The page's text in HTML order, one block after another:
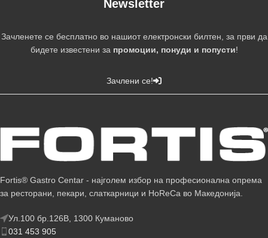
Newsletter
Зачленете се бесплатно во нашиот електронски билтен, за први да
бидете известени за промоции, понуди и попусти!
Зачлени се!
Fortis® Gastro Centar - најголем избор на професионална опрема
за ресторани, пекари, слаткарници и HoReCa во Македонија.
Ул.100 бр.126В, 1300 Куманово
031 453 905